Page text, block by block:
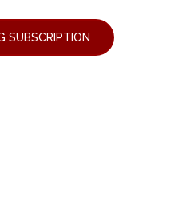
SUBSCRIPTION